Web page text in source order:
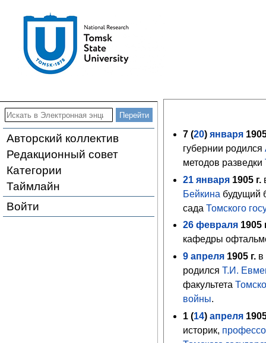
Авторский коллектив
Редакционный совет
Категории
Таймлайн
Войти
7 (20)января
губернии родился
методов разведки
21 января 1905 г.
Бейкина будущий
сада Томского
26 февраля 1905
кафедры
9 апреля 1905 г. в
родилсяТ.И.
факультета
войны.
1 (14)апреля
историк,